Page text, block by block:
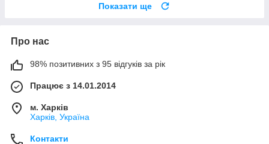
Показати ще
Про нас
98% позитивних з 95 відгуків за рік
Працює з 14.01.2014
м. Харків
Харків, Україна
Контакти